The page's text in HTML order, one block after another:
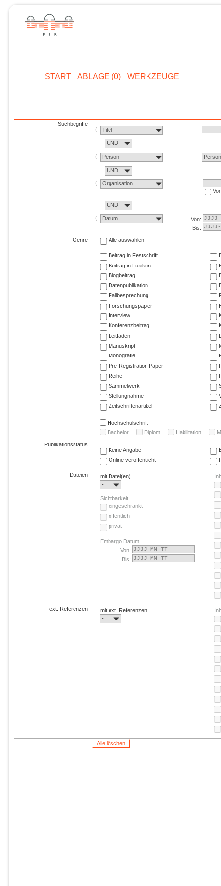
START ABLAGE (0) WERKZEUGE
Suchbegriffe
Titel
UND
Person Person
UND
Organisation
UND
Datum
Von:
Bis:
Genre Alle auswählen
Beitrag in Festschrift
Beitrag in Lexikon
Blogbeitrag
Datenpublikation
Fallbesprechung
Forschungspapier
Interview
Konferenzbeitrag
Leitfaden
Manuskript
Monografie
Pre-Registration Paper
Reihe
Sammelwerk
Stellungnahme
Zeitschriftenartikel
Hochschulschrift
Bachelor
Diplom Habilitation
Publikationsstatus
Keine Angabe
Online veröffentlicht
Dateien
mit Datei(en)
-
Sichtbarkeit
eingeschränkt
öffentlich
privat
Embargo Datum
Von:
Bis:
ext. Referenzen
mit ext. Referenzen
-